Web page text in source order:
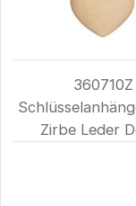
360710Z
Zirbe Leder